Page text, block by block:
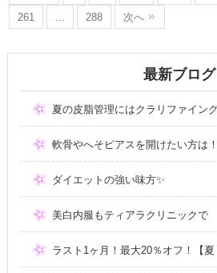
261
288 次へ
最新ブログ
夏の皮脂管理にはクラリファイン
軟骨やへそピアスを開けたい方は！
ダイエットの強い味方✨
美白内服もティアラクリニックで
ラスト1ヶ月！最大20％オフ！【夏